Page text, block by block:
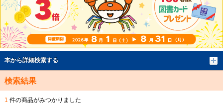
本から詳細検索する
検索結果
1 件の商品がみつかりました